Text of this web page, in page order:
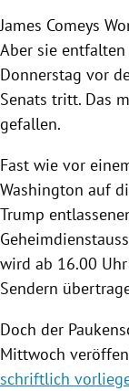
James Comeys
Aber sie
Donnerstag vor
Senats tritt. Das
gefallen.
Fast wie vor
Washington auf
Trump
wird ab 16.00
Sendern
Doch der
Mittwoch
schriftlich